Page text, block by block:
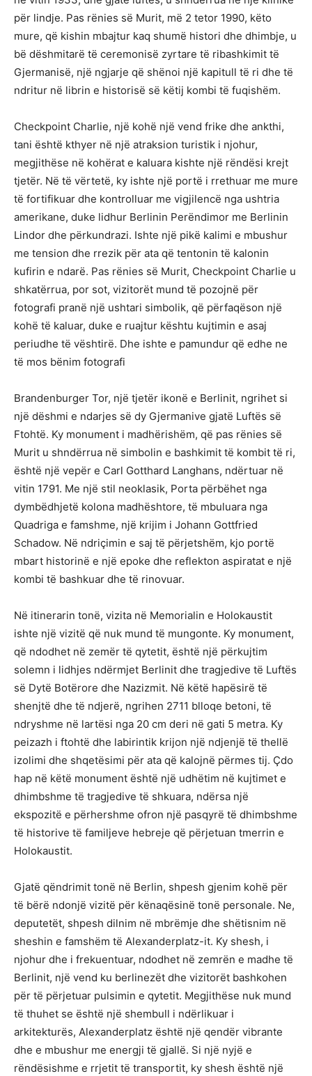
për lindje. Pas rënies së Murit, më 2 tetor 1990, këto
mure, që kishin mbajtur kaq shumë histori dhe dhimbje, u
bë dëshmitarë të ceremonisë zyrtare të ribashkimit të
Gjermanisë, një ngjarje që shënoi një kapitull të ri dhe të
ndritur në librin e historisë së këtij kombi të fuqishëm.
Checkpoint Charlie, një kohë një vend frike dhe ankthi,
tani është kthyer në një atraksion turistik i njohur,
megjithëse në kohërat e kaluara kishte një rëndësi krejt
tjetër. Në të vërtetë, ky ishte një portë i rrethuar me mure
të fortifikuar dhe kontrolluar me vigjilencë nga ushtria
amerikane, duke lidhur Berlinin Perëndimor me Berlinin
Lindor dhe përkundrazi. Ishte një pikë kalimi e mbushur
me tension dhe rrezik për ata që tentonin të kalonin
kufirin e ndarë. Pas rënies së Murit, Checkpoint Charlie u
shkatërrua, por sot, vizitorët mund të pozojnë për
fotografi pranë një ushtari simbolik, që përfaqëson një
kohë të kaluar, duke e ruajtur kështu kujtimin e asaj
periudhe të vështirë. Dhe ishte e pamundur që edhe ne
të mos bënim fotografi
Brandenburger Tor, një tjetër ikonë e Berlinit, ngrihet si
një dëshmi e ndarjes së dy Gjermanive gjatë Luftës së
Ftohtë. Ky monument i madhërishëm, që pas rënies së
Murit u shndërrua në simbolin e bashkimit të kombit të ri,
është një vepër e Carl Gotthard Langhans, ndërtuar në
vitin 1791. Me një stil neoklasik, Porta përbëhet nga
dymbëdhjetë kolona madhështore, të mbuluara nga
Quadriga e famshme, një krijim i Johann Gottfried
Schadow. Në ndriçimin e saj të përjetshëm, kjo portë
mbart historinë e një epoke dhe reflekton aspiratat e një
kombi të bashkuar dhe të rinovuar.
Në itinerarin tonë, vizita në Memorialin e Holokaustit
ishte një vizitë që nuk mund të mungonte. Ky monument,
që ndodhet në zemër të qytetit, është një përkujtim
solemn i lidhjes ndërmjet Berlinit dhe tragjedive të Luftës
së Dytë Botërore dhe Nazizmit. Në këtë hapësirë të
shenjtë dhe të ndjerë, ngrihen 2711 blloqe betoni, të
ndryshme në lartësi nga 20 cm deri në gati 5 metra. Ky
peizazh i ftohtë dhe labirintik krijon një ndjenjë të thellë
izolimi dhe shqetësimi për ata që kalojnë përmes tij. Çdo
hap në këtë monument është një udhëtim në kujtimet e
dhimbshme të tragjedive të shkuara, ndërsa një
ekspozitë e përhershme ofron një pasqyrë të dhimbshme
të historive të familjeve hebreje që përjetuan tmerrin e
Holokaustit.
Gjatë qëndrimit tonë në Berlin, shpesh gjenim kohë për
të bërë ndonjë vizitë për kënaqësinë tonë personale. Ne,
deputetët, shpesh dilnim në mbrëmje dhe shëtisnim në
sheshin e famshëm të Alexanderplatz-it. Ky shesh, i
njohur dhe i frekuentuar, ndodhet në zemrën e madhe të
Berlinit, një vend ku berlinezët dhe vizitorët bashkohen
për të përjetuar pulsimin e qytetit. Megjithëse nuk mund
të thuhet se është një shembull i ndërlikuar i
arkitekturës, Alexanderplatz është një qendër vibrante
dhe e mbushur me energji të gjallë. Si një nyjë e
rëndësishme e rrjetit të transportit, ky shesh është një